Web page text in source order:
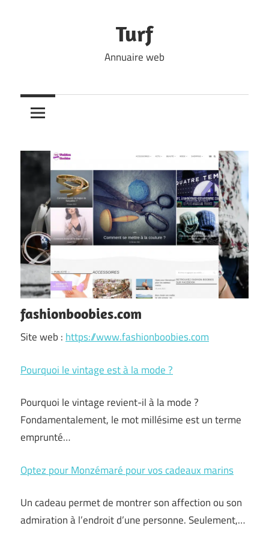
Turf
Annuaire web
fashionboobies.com
Site web : https://www.fashionboobies.com
Pourquoi le vintage est à la mode ?
Pourquoi le vintage revient-il à la mode ?
Fondamentalement, le mot millésime est un terme
emprunté…
Optez pour Monzémaré pour vos cadeaux marins
Un cadeau permet de montrer son affection ou son
admiration à l’endroit d’une personne. Seulement,…